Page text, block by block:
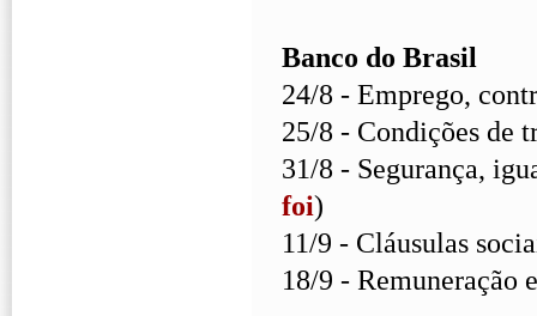
Banco do Brasil
24/8 - Emprego,
25/8 - Condições de
31/8 - Segurança,
foi)
11/9 - Cláusulas
18/9 - Remuneração